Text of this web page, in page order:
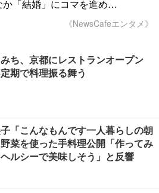
「結婚」にコマを進め…
《NewsCafeエンタメ》
ち、京都にレストランオープン
期で料理振る舞う
「こんなもんです一人暮らしの朝
菜を使った手料理公開「作ってみ
ルシーで美味しそう」と反響